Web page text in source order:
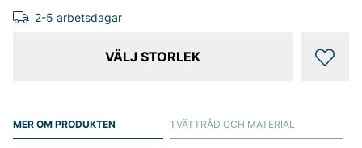
2-5 arbetsdagar
VÄLJ STORLEK
MER OM PRODUKTEN TVÄTTRÅD OCH MATERIAL